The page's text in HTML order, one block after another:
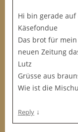
Hi bin gerade
Käsefondue
Das brot für
neuen Zeitung
Lutz
Grüsse aus
Wie ist die
Reply ↓